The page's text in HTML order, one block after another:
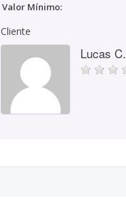
Valor Mínimo:
Cliente
Lucas C.